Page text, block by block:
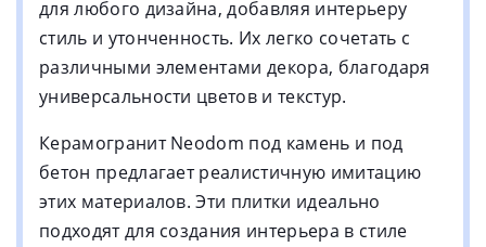
для любого дизайна, добавляя интерьеру
стиль и утонченность. Их легко сочетать с
различными элементами декора, благодаря
универсальности цветов и текстур.
Керамогранит Neodom под камень и под
бетон предлагает реалистичную имитацию
этих материалов. Эти плитки идеально
подходят для создания интерьера в стиле